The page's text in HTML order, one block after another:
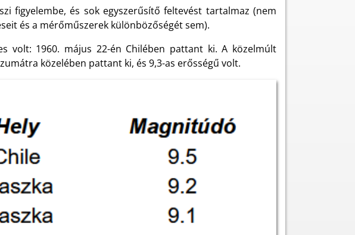
figyelembe, és sok egyszerűsítő feltevést tartalmaz (nem
és a mérőműszerek különbözőségét sem).
volt: 1960. május 22-én Chilében pattant ki. A közelmúlt
közelében pattant ki, és 9,3-as erősségű volt.